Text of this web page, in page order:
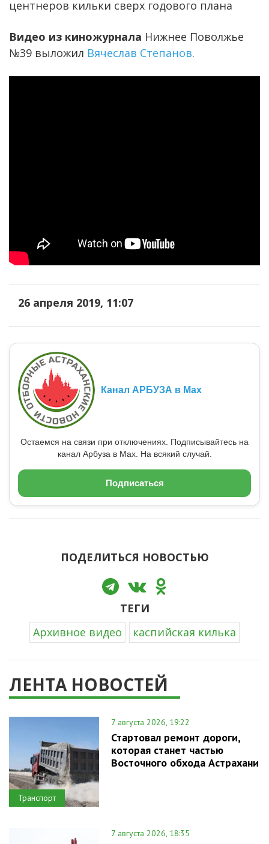
центнеров кильки сверх годового плана
Видео из киножурнала Нижнее Поволжье
№39 выложил Вячеслав Степанов.
26 апреля 2019, 11:07
Канал АРБУЗА в Max
Остаемся на связи при отключениях. Подписывайтесь на
канал Арбуза в Max. На всякий случай.
Подписаться
ПОДЕЛИТЬСЯ НОВОСТЬЮ
ТЕГИ
Архивное видео
каспийская килька
ЛЕНТА НОВОСТЕЙ
Транспорт
7 августа 2026, 19:22
Стартовал ремонт дороги,
которая станет частью
Восточного обхода Астрахани
7 августа 2026, 18:35